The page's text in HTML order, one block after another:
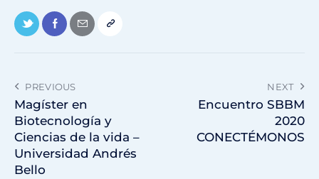
PREVIOUS
Magíster en
Biotecnología y
Ciencias de la vida –
Universidad Andrés
Bello
NEXT
Encuentro SBBM
2020
CONECTÉMONOS